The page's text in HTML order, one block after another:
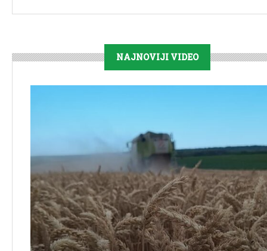
NAJNOVIJI VIDEO